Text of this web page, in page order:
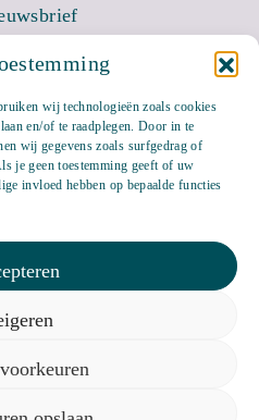
wij technologieën zoals cookies
en/of te raadplegen. Door in te
wij gegevens zoals surfgedrag of
je geen toestemming geeft of uw
invloed hebben op bepaalde functies
Cookiebeleid (EU)